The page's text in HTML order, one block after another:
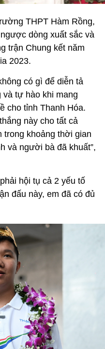
THPT Hàm Rồng,
dòng xuất sắc và
trận Chung kết năm
2023.
có gì để diễn tả
tự hào khi mang
cho tỉnh Thanh Hóa.
này cho tất cả
khoảng thời gian
và người bà đã khuất”,
hội tụ cả 2 yếu tố
đấu này, em đã có đủ